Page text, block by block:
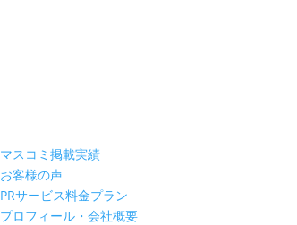
マスコミ掲載実績
お客様の声
PRサービス料金プラン
プロフィール・会社概要